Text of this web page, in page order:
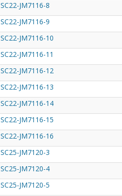
SC22-JM7116-8
SC22-JM7116-9
SC22-JM7116-10
SC22-JM7116-11
SC22-JM7116-12
SC22-JM7116-13
SC22-JM7116-14
SC22-JM7116-15
SC22-JM7116-16
SC25-JM7120-3
SC25-JM7120-4
SC25-JM7120-5